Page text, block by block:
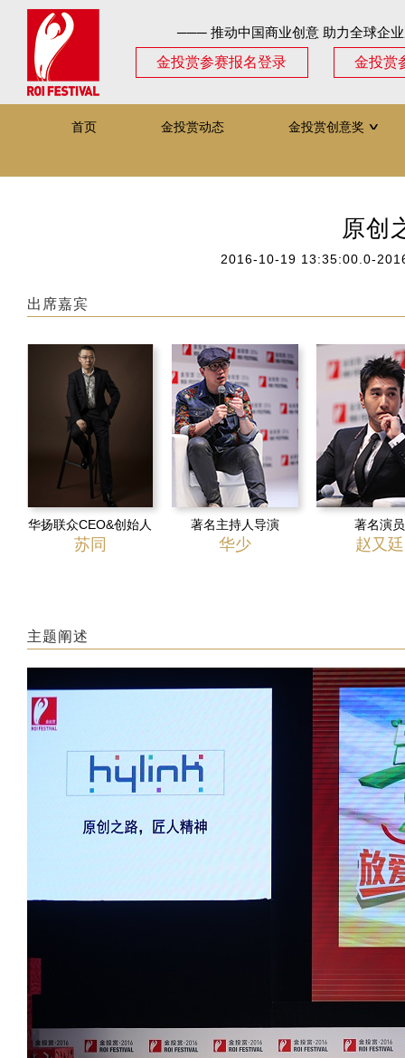
─── 推动中国商业创意 助力全球企
金投赏参赛报名登录
金投赏
首页 金投赏动态 金投赏创意奖 ∨
原创
2016-10-19 13:35:00.0-
出席嘉宾
华扬联众CEO&创始人
苏同
著名主持人导演
华少
著名演员
赵又廷
主题阐述